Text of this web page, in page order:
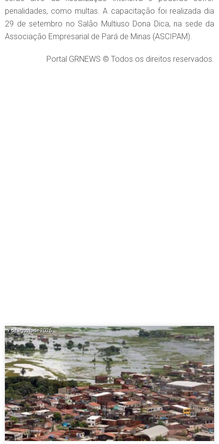
penalidades, como multas. A capacitação foi realizada dia
29 de setembro no Salão Multiuso Dona Dica, na sede da
Associação Empresarial de Pará de Minas (ASCIPAM).
Portal GRNEWS © Todos os direitos reservados.
7 de agosto de 2026